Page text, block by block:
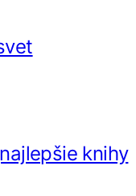
knihy